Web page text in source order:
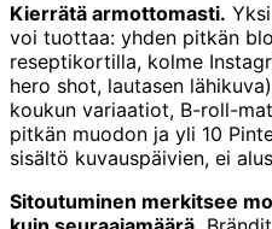
Kierrätä armottomasti.
voi tuottaa: yhden pitkän
reseptikortilla, kolme
hero shot, lautasen
koukun variaatiot, B-roll-
pitkän muodon ja yli 10
sisältö kuvauspäivien, ei
Sitoutuminen merkitsee